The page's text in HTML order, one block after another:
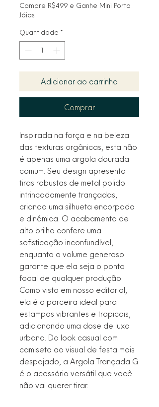
Compre R$499 e Ganhe Mini Porta
Jóias
Quantidade *
Adicionar ao carrinho
Comprar
Inspirada na força e na beleza
das texturas orgânicas, esta não
é apenas uma argola dourada
comum. Seu design apresenta
tiras robustas de metal polido
intrincadamente trançadas,
criando uma silhueta encorpada
e dinâmica. O acabamento de
alto brilho confere uma
sofisticação inconfundível,
enquanto o volume generoso
garante que ela seja o ponto
focal de qualquer produção.
Como visto em nosso editorial,
ela é a parceira ideal para
estampas vibrantes e tropicais,
adicionando uma dose de luxo
urbano. Do look casual com
camiseta ao visual de festa mais
despojado, a Argola Trançada G
é o acessório versátil que você
não vai querer tirar.